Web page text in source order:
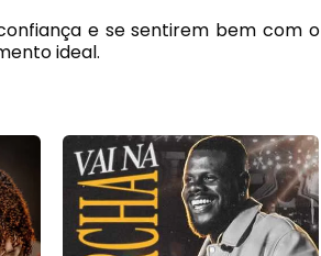
e se sentirem bem com o
ideal.